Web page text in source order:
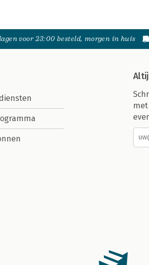
voor 23:00 besteld, morgen in huis